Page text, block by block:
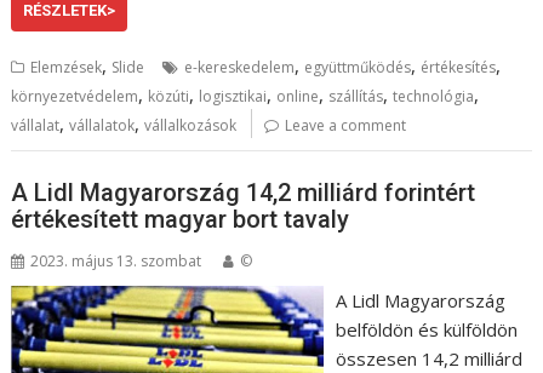
RÉSZLETEK>
Elemzések, Slide e-kereskedelem, együttműködés, értékesítés,
környezetvédelem, közúti, logisztikai, online, szállítás,technológia,
vállalat,vállalatok,vállalkozások Leave a comment
A Lidl Magyarország 14,2 milliárd forintért
értékesített magyar bort tavaly
2023. május 13. szombat ©
A Lidl Magyarország
belföldön és külföldön
összesen 14,2 milliárd